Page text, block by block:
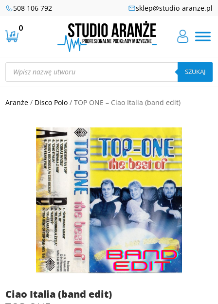
508 106 792 sklep@studio-aranze.pl
0
Wyszukiwarka
produktów SZUKAJ
Aranże / Disco Polo / TOP ONE – Ciao Italia (band edit)
Ciao Italia (band edit)